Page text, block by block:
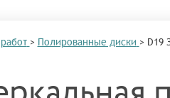
> Полированные диски > D19